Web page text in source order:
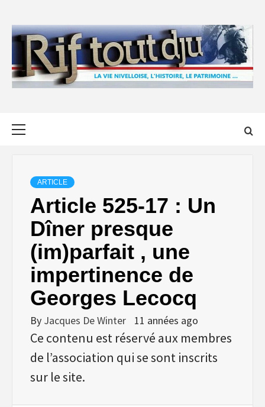
content
ARTICLE
Article 525-17 : Un
Dîner presque
(im)parfait , une
impertinence de
Georges Lecocq
By Jacques De Winter 11 années ago
Ce contenu est réservé aux membres
de l’association qui se sont inscrits
sur le site.